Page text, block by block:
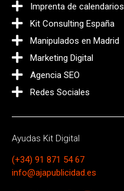
Imprenta de calendarios
Kit Consulting España
Manipulados en Madrid
Marketing Digital
Agencia SEO
Redes Sociales
Ayudas Kit Digital
(+34) 91 871 54 67
info@ajapublicidad.es